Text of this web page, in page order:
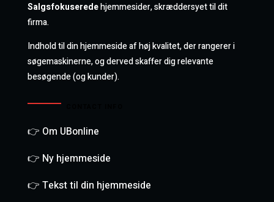
Salgsfokuseredehjemmesider, skræddersyet til dit
firma.
Indhold til din hjemmeside af høj kvalitet, der rangerer i
søgemaskinerne, og derved skaffer dig relevante
besøgende (og kunder).
👉 Om UBonline
👉 Ny hjemmeside
👉 Tekst til din hjemmeside